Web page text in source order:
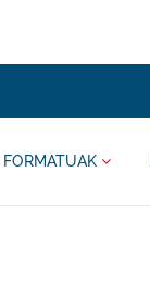
FORMATUAK